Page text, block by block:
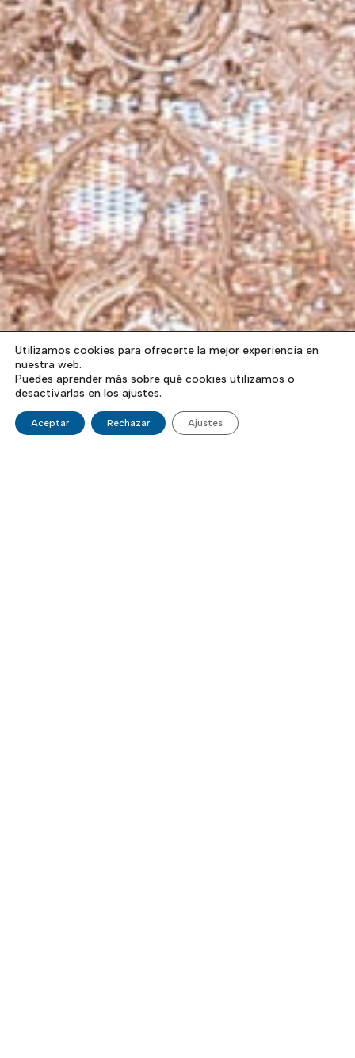
Utilizamos cookies para ofrecerte la mejor experiencia en
nuestra web.
Puedes aprender más sobre qué cookies utilizamos o
desactivarlas en los ajustes.
Aceptar Rechazar Ajustes